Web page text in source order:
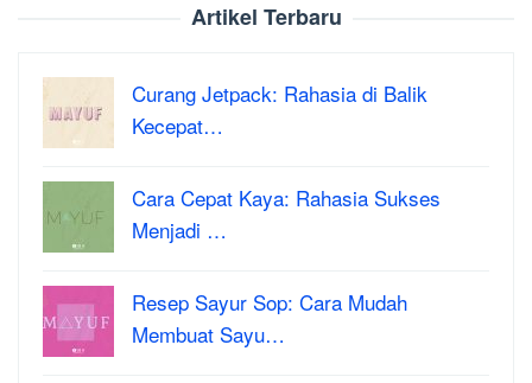
Artikel Terbaru
Curang Jetpack: Rahasia di Balik
Kecepat…
Cara Cepat Kaya: Rahasia Sukses
Menjadi …
Resep Sayur Sop: Cara Mudah
Membuat Sayu…